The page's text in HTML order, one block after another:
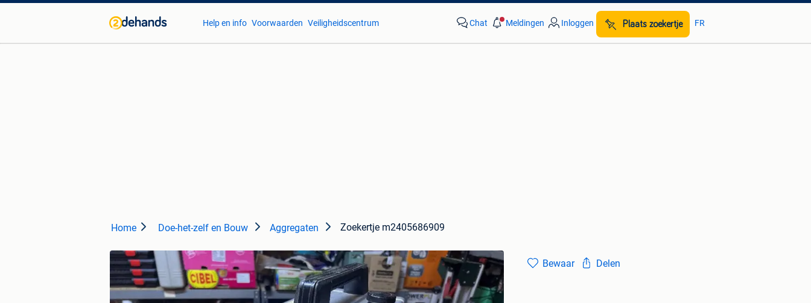
Help en info Voorwaarden Veiligheidscentrum Chat Meldingen Inloggen Plaats zoekertje FR
Home Doe-het-zelf en Bouw Aggregaten Zoekertje m2405686909
Bewaar Delen